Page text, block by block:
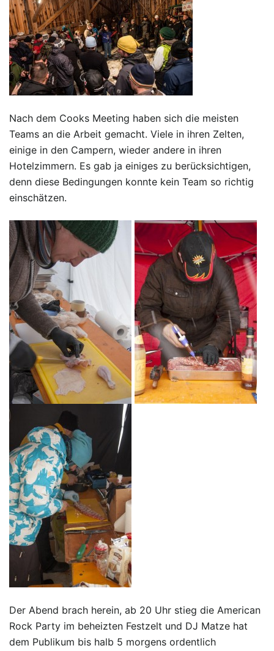
Nach dem Cooks Meeting haben sich die meisten
Teams an die Arbeit gemacht. Viele in ihren Zelten,
einige in den Campern, wieder andere in ihren
Hotelzimmern. Es gab ja einiges zu berücksichtigen,
denn diese Bedingungen konnte kein Team so richtig
einschätzen.
Der Abend brach herein, ab 20 Uhr stieg die American
Rock Party im beheizten Festzelt und DJ Matze hat
dem Publikum bis halb 5 morgens ordentlich